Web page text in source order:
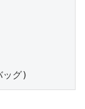
ッグ)